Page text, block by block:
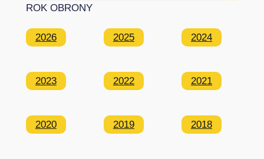
ROK OBRONY
2026 2025 2024
2023 2022 2021
2020 2019 2018